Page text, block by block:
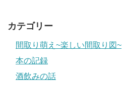
カテゴリー
間取り萌え~楽しい間取り図~
本の記録
酒飲みの話